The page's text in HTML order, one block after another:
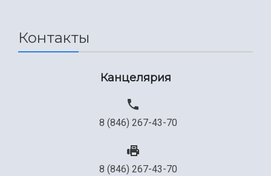
Контакты
Канцелярия
8 (846) 267-43-70
8 (846) 267-43-70